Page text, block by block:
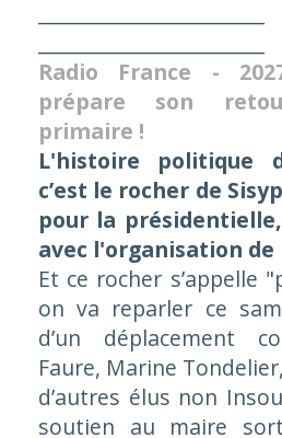
Radio France -
prépare son
primaire !
L'histoire politique
c’est le rocher de
pour la
avec l'organisation
Et ce rocher s’appelle
on va reparler ce
d’un déplacement
Faure, Marine
d’autres élus non
soutien au maire